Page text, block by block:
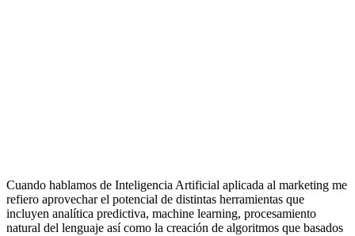
Cuando hablamos de Inteligencia Artificial aplicada al marketing me
refiero aprovechar el potencial de distintas herramientas que
incluyen analítica predictiva, machine learning, procesamiento
natural del lenguaje así como la creación de algoritmos que basados